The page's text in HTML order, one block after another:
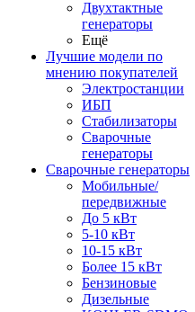
Двухтактные
генераторы
Ещё
Лучшие модели по
мнению покупателей
Электростанции
ИБП
Стабилизаторы
Сварочные
генераторы
Сварочные генераторы
Мобильные/
передвижные
До 5 кВт
5-10 кВт
10-15 кВт
Более 15 кВт
Бензиновые
Дизельные